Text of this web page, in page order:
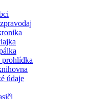
údaje